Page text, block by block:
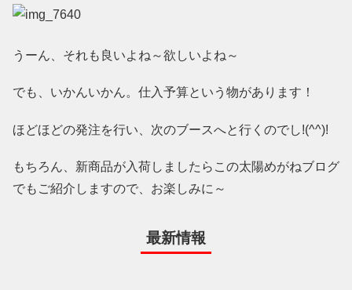
うーん、それも良いよね～欲しいよね～
でも、いかんいかん。仕入予算という物があります！
ほどほどの発注を行い、次のブースへと行くのでし!(^^)!
もちろん、新商品が入荷しましたらこの太陽めがねブログ
でもご紹介しますので、お楽しみに～
最新情報